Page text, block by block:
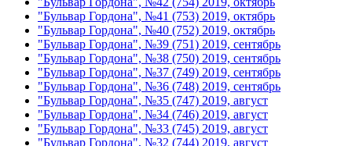
"Бульвар Гордона", №41 (753) 2019, октябрь
"Бульвар Гордона", №40 (752) 2019, октябрь
"Бульвар Гордона", №39 (751) 2019, сентябрь
"Бульвар Гордона", №38 (750) 2019, сентябрь
"Бульвар Гордона", №37 (749) 2019, сентябрь
"Бульвар Гордона", №36 (748) 2019, сентябрь
"Бульвар Гордона", №35 (747) 2019, август
"Бульвар Гордона", №34 (746) 2019, август
"Бульвар Гордона", №33 (745) 2019, август
"Бульвар Гордона", №32 (744) 2019, август